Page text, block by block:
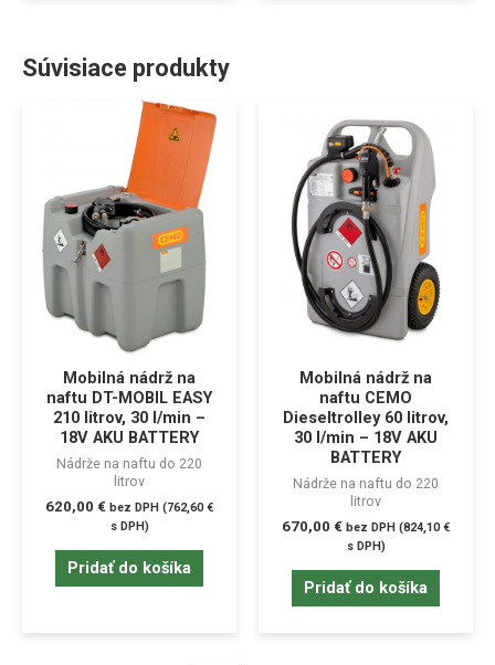
Súvisiace produkty
Mobilná nádrž na
naftu DT-MOBIL EASY
210 litrov, 30 l/min –
18V AKU BATTERY
Nádrže na naftu do 220
litrov
620,00 € bez DPH (762,60€
s DPH)
Pridať do košíka
Mobilná nádrž na
naftu CEMO
Dieseltrolley 60 litrov,
30 l/min – 18V AKU
BATTERY
Nádrže na naftu do 220
litrov
670,00 € bez DPH (824,10€
s DPH)
Pridať do košíka